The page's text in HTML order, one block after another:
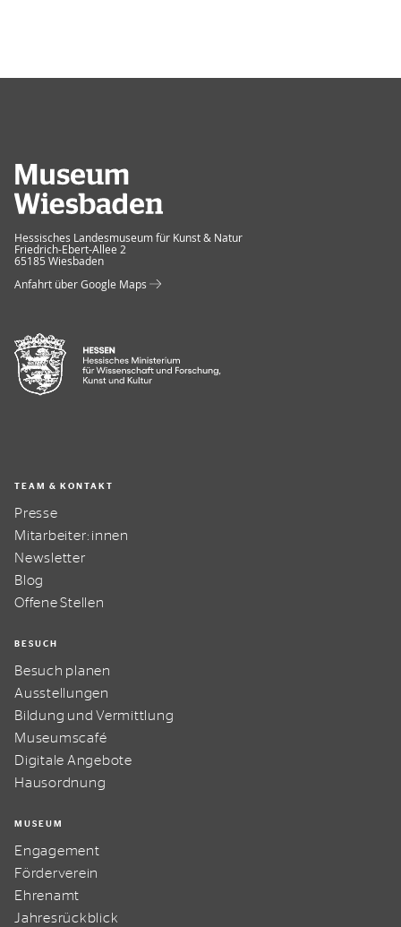
Museum Wiesbaden
Hessisches Landesmuseum für Kunst & Natur
Friedrich-Ebert-Allee 2
65185 Wiesbaden
Anfahrt über Google Maps
TEAM & KONTAKT
Presse
Mitarbeiter:innen
Newsletter
Blog
Offene Stellen
BESUCH
Besuch planen
Ausstellungen
Bildung und Vermittlung
Museumscafé
Digitale Angebote
Hausordnung
MUSEUM
Engagement
Förderverein
Ehrenamt
Jahresrückblick